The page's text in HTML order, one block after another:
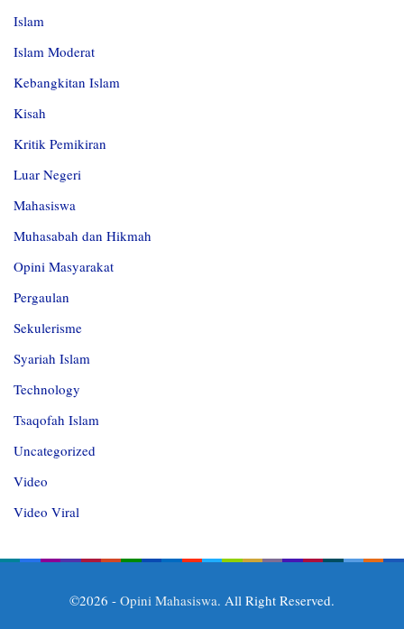
Islam
Islam Moderat
Kebangkitan Islam
Kisah
Kritik Pemikiran
Luar Negeri
Mahasiswa
Muhasabah dan Hikmah
Opini Masyarakat
Pergaulan
Sekulerisme
Syariah Islam
Technology
Tsaqofah Islam
Uncategorized
Video
Video Viral
©2026 - Opini Mahasiswa. All Right Reserved.